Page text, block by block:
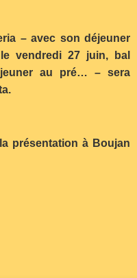
– avec son déjeuner
vendredi 27 juin, bal
au pré… – sera
présentation à Boujan